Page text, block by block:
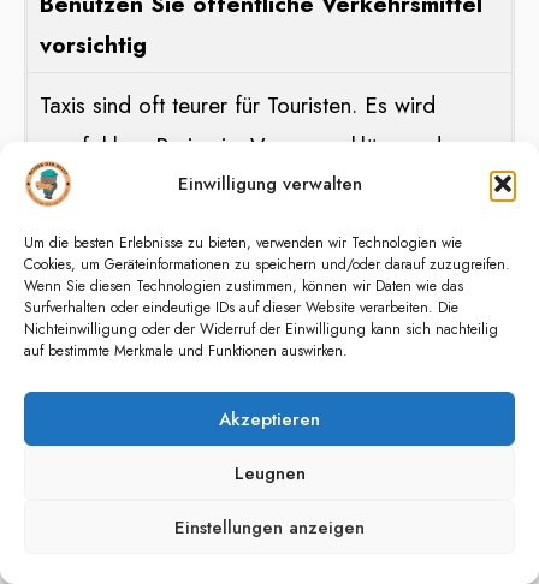
Einwilligung verwalten
Um die besten Erlebnisse zu bieten, verwenden wir Technologien wie
Cookies, um Geräteinformationen zu speichern und/oder darauf zuzugreifen.
Wenn Sie diesen Technologien zustimmen, können wir Daten wie das
Surfverhalten oder eindeutige IDs auf dieser Website verarbeiten. Die
Nichteinwilligung oder der Widerruf der Einwilligung kann sich nachteilig
auf bestimmte Merkmale und Funktionen auswirken.
Akzeptieren
Leugnen
Einstellungen anzeigen
vorsichtig
Taxis sind oft teurer für Touristen. Es wird
empfohlen, Preise im Voraus zu klären oder
öffentliche Verkehrsmittel zu bevorzugen.
Vermeiden Sie öffentliche
Demonstrationen
In Palermo können gelegentlich öffentliche
Demonstrationen stattfinden. Es ist ratsam, sich
von solchen Ereignissen fernzuhalten, da sie
unvorhersehbar eskalieren können.